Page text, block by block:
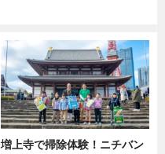
増上寺で掃除体験！ニチバン